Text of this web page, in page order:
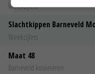
Weekcijfers
Slachtkippen Barneveld
Weekcijfers
Maat 48
Barneveld kooieieren